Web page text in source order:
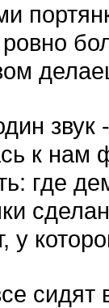
ровно
звук
к нам
где
у